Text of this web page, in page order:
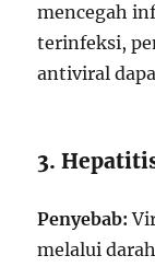
mencegah
terinfeksi,
antiviral
3.
Penyebab:
melalui